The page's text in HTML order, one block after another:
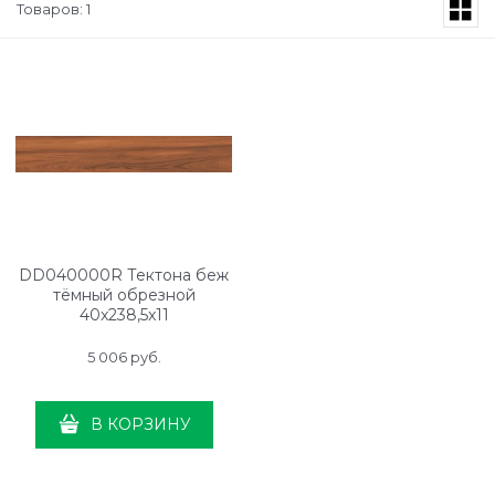
Товаров: 1
DD040000R Тектона беж
тёмный обрезной
40x238,5x11
5 006 руб.
В КОРЗИНУ